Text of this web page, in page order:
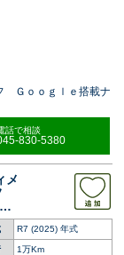
Ｇｏｏｇｌｅ搭載ナ
話で相談
830-5380
メ
煙
R7 (2025) 年式
1万Km